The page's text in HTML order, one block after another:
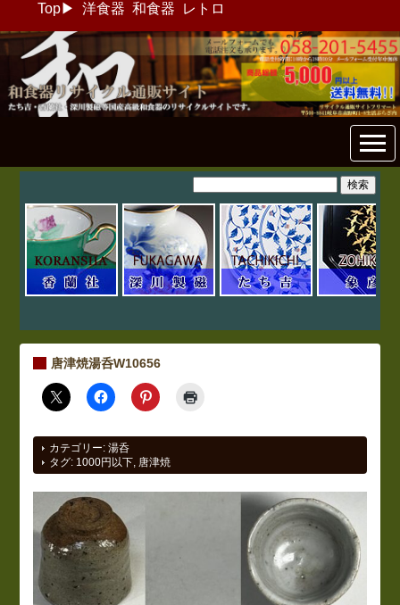
Top▶ 洋食器 和食器 レトロ
和食器リサイクル通販専門店
フリマート
唐津焼湯呑W10656
カテゴリー:湯呑
タグ: 1000円以下 唐津焼